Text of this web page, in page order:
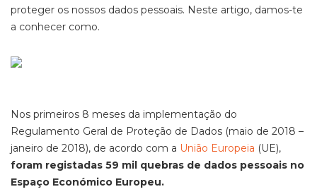
proteger os nossos dados pessoais. Neste artigo, damos-te
a conhecer como.
Nos primeiros 8 meses da implementação do
Regulamento Geral de Proteção de Dados (maio de 2018 –
janeiro de 2018), de acordo com a União Europeia (UE),
foram registadas 59 mil quebras de dados pessoais no
Espaço Económico Europeu.